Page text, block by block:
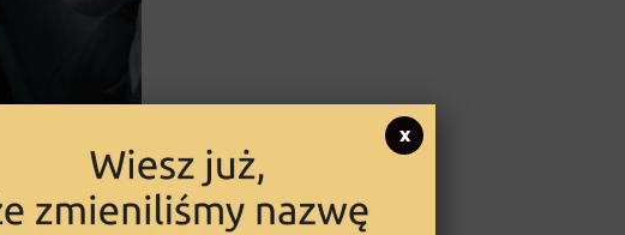
x